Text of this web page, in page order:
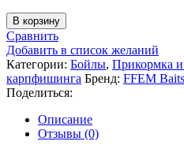
В корзину
Сравнить
Добавить в список желаний
Категории: Бойлы, Прикормка и
карпфишинга Бренд: FFEM Baits
Поделиться:
Описание
Отзывы (0)